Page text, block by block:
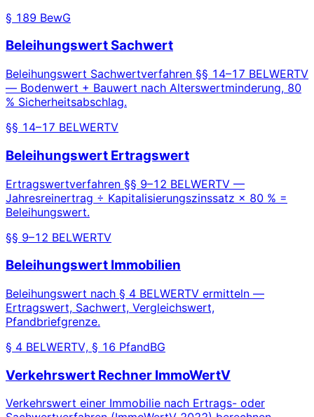
§ 189 BewG
Beleihungswert Sachwert
Beleihungswert Sachwertverfahren §§ 14–17 BELWERTV
— Bodenwert + Bauwert nach Alterswertminderung, 80
% Sicherheitsabschlag.
§§ 14–17 BELWERTV
Beleihungswert Ertragswert
Ertragswertverfahren §§ 9–12 BELWERTV —
Jahresreinertrag ÷ Kapitalisierungszinssatz × 80 % =
Beleihungswert.
§§ 9–12 BELWERTV
Beleihungswert Immobilien
Beleihungswert nach § 4 BELWERTV ermitteln —
Ertragswert, Sachwert, Vergleichswert,
Pfandbriefgrenze.
§ 4 BELWERTV, § 16 PfandBG
Verkehrswert Rechner ImmoWertV
Verkehrswert einer Immobilie nach Ertrags- oder